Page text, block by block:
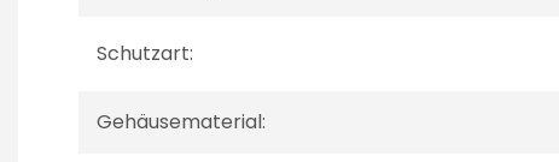
Schutzart:
Gehäusematerial: